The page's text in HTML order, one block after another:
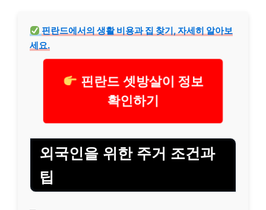
핀란드에서의 생활 비용과 집 찾기, 자세히 알아보
세요.
핀란드 셋방살이 정보
확인하기
외국인을 위한 주거 조건과
팁